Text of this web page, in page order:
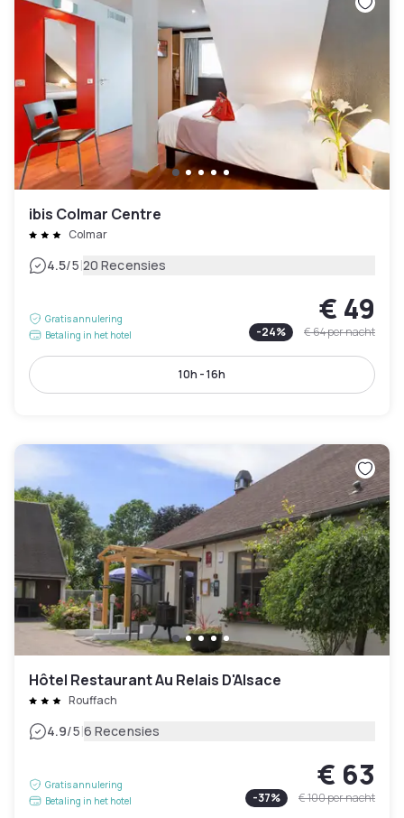
ibis Colmar Centre
Colmar
4.5/5|20 Recensies
Gratis annulering
Betaling in het hotel
€ 49
-24% € 64per nacht
10h - 16h
Hôtel Restaurant Au Relais D'Alsace
Rouffach
4.9/5|6 Recensies
Gratis annulering
Betaling in het hotel
€ 63
-37% € 100per nacht